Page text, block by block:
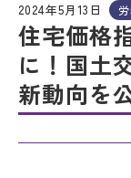
2024年5月13日
住宅価格
に！国土
新動向を